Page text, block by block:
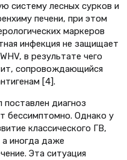
систему лесных сурков и
печени, при этом
маркеров
инфекция не защищает
в результате чего
сопровождающийся
[4].
диагноз
бессимптомно. Однако у
классического ГВ,
иногда даже
Эта ситуация